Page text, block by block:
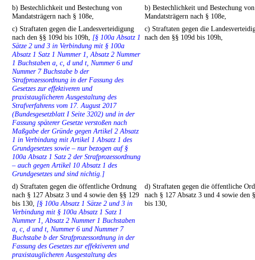
b) Bestechlichkeit und Bestechung von
Mandatsträgern nach § 108e,
b) Bestechlichkeit und Bestechung von
Mandatsträgern nach § 108e,
c) Straftaten gegen die Landesverteidigung
nach den §§ 109d bis 109h, [§ 100a Absatz 1
Sätze 2 und 3 in Verbindung mit § 100a
Absatz 1 Satz 1 Nummer 1, Absatz 2 Nummer
1 Buchstaben a, c, d und t, Nummer 6 und
Nummer 7 Buchstabe b der
Strafprozessordnung in der Fassung des
Gesetzes zur effektiveren und
praxistauglicheren Ausgestaltung des
Strafverfahrens vom 17. August 2017
(Bundesgesetzblatt I Seite 3202) und in der
Fassung späterer Gesetze verstoßen nach
Maßgabe der Gründe gegen Artikel 2 Absatz
1 in Verbindung mit Artikel 1 Absatz 1 des
Grundgesetzes sowie – nur bezogen auf §
100a Absatz 1 Satz 2 der Strafprozessordnung
– auch gegen Artikel 10 Absatz 1 des
Grundgesetzes und sind nichtig.]
c) Straftaten gegen die
nach den §§ 109d bis 109h,
d) Straftaten gegen die öffentliche Ordnung
nach § 127 Absatz 3 und 4 sowie den §§ 129
bis 130, [§ 100a Absatz 1 Sätze 2 und 3 in
Verbindung mit § 100a Absatz 1 Satz 1
Nummer 1, Absatz 2 Nummer 1 Buchstaben
a, c, d und t, Nummer 6 und Nummer 7
Buchstabe b der Strafprozessordnung in der
Fassung des Gesetzes zur effektiveren und
praxistauglicheren Ausgestaltung des
d) Straftaten gegen die öffentliche
nach § 127 Absatz 3 und 4 sowie den
bis 130,